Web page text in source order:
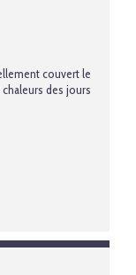
couvert le
des jours